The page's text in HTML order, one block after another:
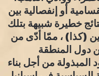
أو إنفصالية بين
خطيرة شبيهة بتلك
(كذا) ، ممّا أدّى من
دول المنطقة
من أجل بناء